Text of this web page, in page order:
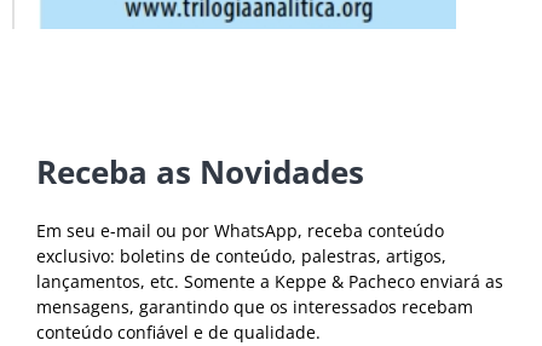
Receba as Novidades
Em seu e-mail ou por WhatsApp, receba conteúdo
exclusivo: boletins de conteúdo, palestras, artigos,
lançamentos, etc. Somente a Keppe & Pacheco enviará as
mensagens, garantindo que os interessados recebam
conteúdo confiável e de qualidade.